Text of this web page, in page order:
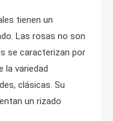
tienen un
Las rosas no son
se caracterizan por
la variedad
clásicas. Su
un rizado